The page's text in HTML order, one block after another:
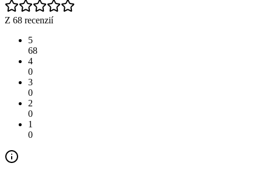
Z 68 recenzií
5
68
4
0
3
0
2
0
1
0